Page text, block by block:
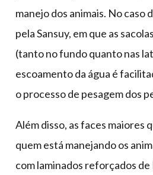
manejo dos animais. No caso
pela Sansuy, em que as
(tanto no fundo quanto nas
escoamento da água é
o processo de pesagem dos
Além disso, as faces maiores
quem está manejando os
com laminados reforçados